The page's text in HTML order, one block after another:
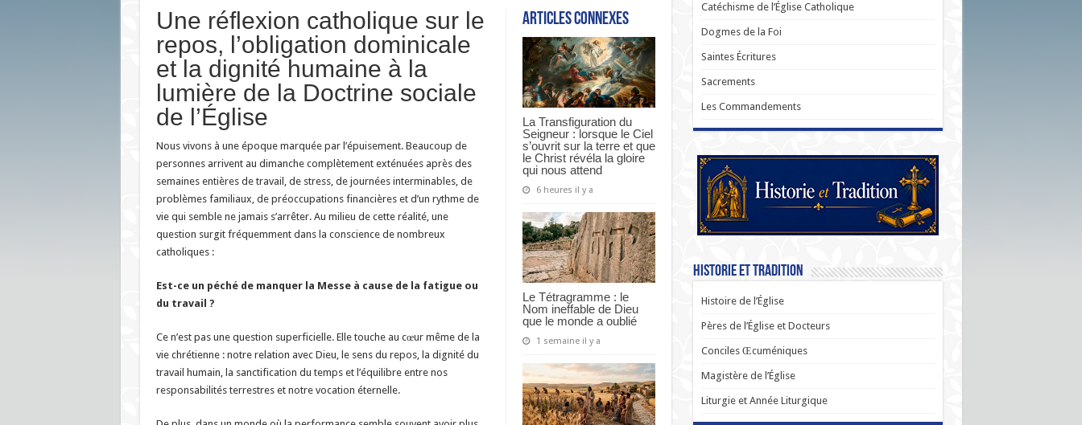
Articles connexes
La Transfiguration du
Seigneur : lorsque le Ciel
s’ouvrit sur la terre et que
le Christ révéla la gloire
qui nous attend
6 heures il y a
Le Tétragramme : le
Nom ineffable de Dieu
que le monde a oublié
1 semaine il y a
Une réflexion catholique sur le
repos, l’obligation dominicale
et la dignité humaine à la
lumière de la Doctrine sociale
de l’Église
Nous vivons à une époque marquée par l’épuisement. Beaucoup de
personnes arrivent au dimanche complètement exténuées après des
semaines entières de travail, de stress, de journées interminables, de
problèmes familiaux, de préoccupations financières et d’un rythme de
vie qui semble ne jamais s’arrêter. Au milieu de cette réalité, une
question surgit fréquemment dans la conscience de nombreux
catholiques :
Est-ce un péché de manquer la Messe à cause de la fatigue ou
du travail ?
Ce n’est pas une question superficielle. Elle touche au cœur même de la
vie chrétienne : notre relation avec Dieu, le sens du repos, la dignité du
travail humain, la sanctification du temps et l’équilibre entre nos
responsabilités terrestres et notre vocation éternelle.
Catéchisme de l’Église Catholique
Dogmes de la Foi
Saintes Écritures
Sacrements
Les Commandements
Historie et Tradition
Histoire de l’Église
Pères de l’Église et Docteurs
Conciles Œcuméniques
Magistère de l’Église
Liturgie et Année Liturgique